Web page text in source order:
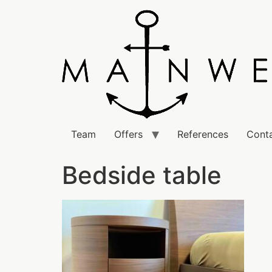
Team Offers References
Bedside table